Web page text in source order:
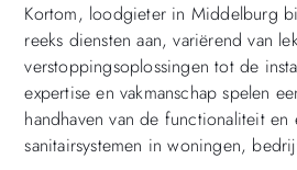
Kortom, loodgieter in Middelburg
reeks diensten aan, variërend van
verstoppingsoplossingen tot de
expertise en vakmanschap spelen
handhaven van de functionaliteit
sanitairsystemen in woningen,